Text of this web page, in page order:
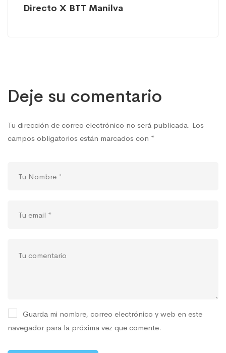
Directo X BTT Manilva
Deje su comentario
Tu dirección de correo electrónico no será publicada. Los
campos obligatorios están marcados con *
Guarda mi nombre, correo electrónico y web en este
navegador para la próxima vez que comente.